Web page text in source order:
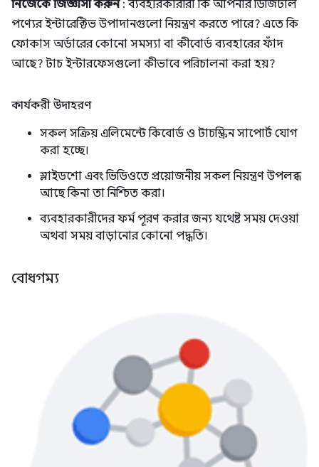
নিজেকে জিজ্ঞাসা করুন: ব্যবহারকারীরা কি আপনার ডিজিটাল
পণ্যের ইন্টারেক্টিভ উপাদানগুলো নিয়ন্ত্রণ করতে পারে? এতে কি
ফোকাস অর্ডারের কোনো সমস্যা বা কীবোর্ড ব্যবহারের ফাঁদ
আছে? টাচ ইন্টারফেসগুলো কীভাবে পরিচালনা করা হয়?
কার্যকরী উদাহরণ
সকল সক্রিয় এলিমেন্টে কিবোর্ড ও টাচস্ক্রিন সাপোর্ট যোগ
করা হচ্ছে।
স্লাইডশো এবং ভিডিওতে প্রয়োজনীয় সকল নিয়ন্ত্রণ উপলব্ধ
আছে কিনা তা নিশ্চিত করা।
ব্যবহারকারীদের ফর্ম পূরণ করার জন্য যথেষ্ট সময় দেওয়া
অথবা সময় বাড়ানোর কোনো পদ্ধতি।
বোধগম্য